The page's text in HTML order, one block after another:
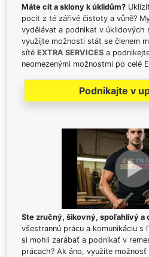
Máte cit a sklony k úklidům?
pocit z té zářivé čistoty a vůně?
vydělávat a podnikat v úklidových
využijte možnosti stát se členem
sítě EXTRA SERVICES a
neomezenými možnostmi po celé
Podnikajte v
Ste zručný, šikovný, spoľahlivý a
všestrannú prácu a komunikáciu s
si mohli zarábať a podnikať v
prácach? Ak áno, využite